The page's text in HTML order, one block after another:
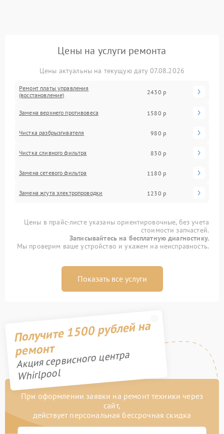
Цены на услуги ремонта
Цены актуальны на текущую дату 07.08.2026
Ремонт платы управления
(восстановление)
2430 р
Замена верхнего противовеса 1580 р
Чистка разбрызгивателя 980 р
Чистка сливного фильтра 830 р
Замена сетевого фильтра 1180 р
Замена жгута электропроводки 1230 р
Цены в прайс-листе указаны ориентировочные, без учета
стоимости запчастей.
Записывайтесь на бесплатную диагностику.
Мы проверим ваше устройство и укажем на неисправность.
Показать все услуги
Получите 1500 рублей на
ремонт
Акция сервисного центра
Whirlpool
При оформлении заявки на ремонт техники через
сайт,
действует персональная бессрочная скидка